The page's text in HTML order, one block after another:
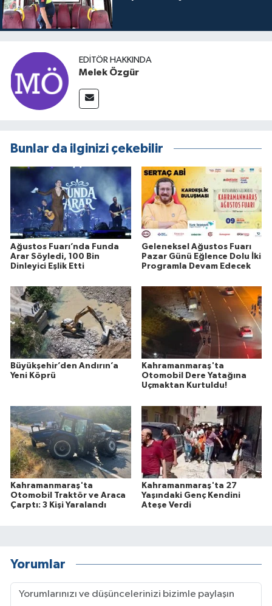
EDITÖR HAKKINDA
Melek Özgür
Bunlar da ilginizi çekebilir
Ağustos Fuarı’nda Funda
Arar Söyledi, 100 Bin
Dinleyici Eşlik Etti
Geleneksel Ağustos Fuarı
Pazar Günü Eğlence Dolu İki
Programla Devam Edecek
Büyükşehir’den Andırın’a
Yeni Köprü
Kahramanmaraş'ta
Otomobil Dere Yatağına
Uçmaktan Kurtuldu!
Kahramanmaraş'ta
Otomobil Traktör ve Araca
Çarptı: 3 Kişi Yaralandı
Kahramanmaraş'ta 27
Yaşındaki Genç Kendini
Ateşe Verdi
Yorumlar